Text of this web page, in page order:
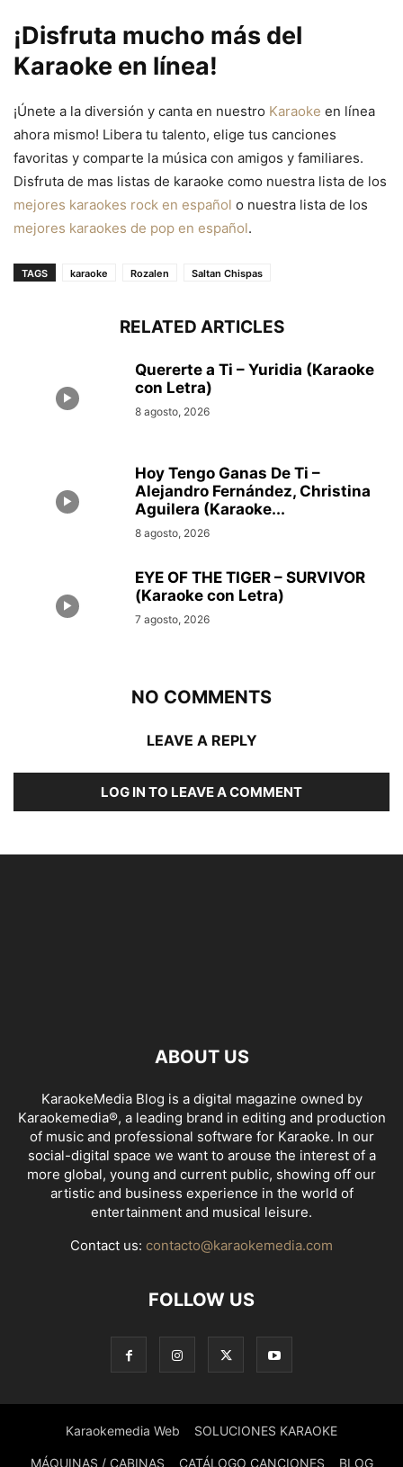
¡Disfruta mucho más del
Karaoke en línea!
¡Únete a la diversión y canta en nuestro Karaoke en línea
ahora mismo! Libera tu talento, elige tus canciones
favoritas y comparte la música con amigos y familiares.
Disfruta de mas listas de karaoke como nuestra lista de los
mejores karaokes rock en español o nuestra lista de los
mejores karaokes de pop en español.
TAGS karaoke Rozalen Saltan Chispas
RELATED ARTICLES
Quererte a Ti – Yuridia (Karaoke
con Letra)
8 agosto, 2026
Hoy Tengo Ganas De Ti –
Alejandro Fernández, Christina
Aguilera (Karaoke...
8 agosto, 2026
EYE OF THE TIGER – SURVIVOR
(Karaoke con Letra)
7 agosto, 2026
NO COMMENTS
LEAVE A REPLY
LOG IN TO LEAVE A COMMENT
ABOUT US
KaraokeMedia Blog is a digital magazine owned by
Karaokemedia®, a leading brand in editing and production
of music and professional software for Karaoke. In our
social-digital space we want to arouse the interest of a
more global, young and current public, showing off our
artistic and business experience in the world of
entertainment and musical leisure.
Contact us: contacto@karaokemedia.com
FOLLOW US
Karaokemedia Web SOLUCIONES KARAOKE
MÁQUINAS / CABINAS CATÁLOGO CANCIONES BLOG